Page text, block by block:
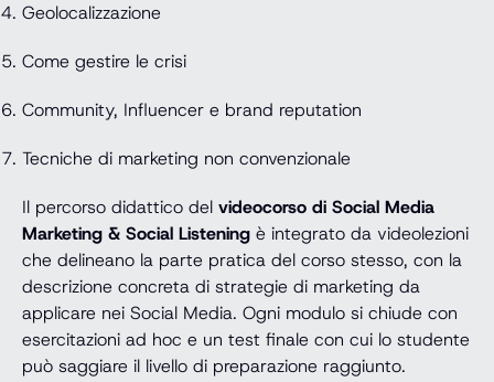
Geolocalizzazione
Come gestire le crisi
Community, Influencer e brand reputation
Tecniche di marketing non convenzionale
Il percorso didattico del videocorso di Social Media
Marketing & Social Listening è integrato da videolezioni
che delineano la parte pratica del corso stesso, con la
descrizione concreta di strategie di marketing da
applicare nei Social Media. Ogni modulo si chiude con
esercitazioni ad hoc e un test finale con cui lo studente
può saggiare il livello di preparazione raggiunto.